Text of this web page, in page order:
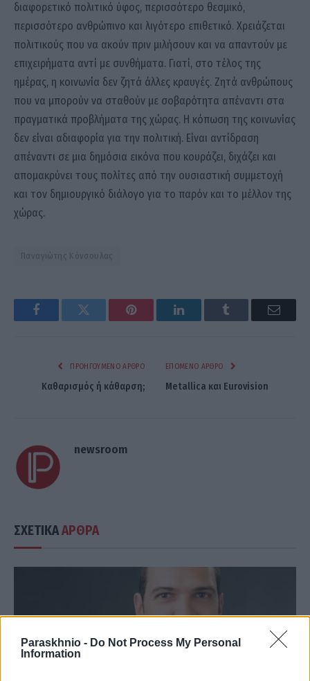
Paraskhnio - Do Not Process My Personal
Information
διαφορετικό πολιτικό ύφος, περισσότερο θεσμικό,
περισσότερο ανθρώπινο και λιγότερο επιθετικό. Χρειάζεται
πολιτικούς που να ακούν πριν μιλήσουν και να απαντούν με
επιχειρήματα αντί με συνθήματα. Γιατί, στο τέλος της
ημέρας, η κοινωνία δεν ζητά άλλες κραυγές. Ζητά ανθρώπους
που να μπορούν να σταθούν με σοβαρότητα απέναντι στα
πραγματικά προβλήματα της χώρας. Η κόπωση της κοινωνίας
δεν είναι αδιαφορία για την πολιτική. Είναι αντίδραση
απέναντι σε μια δημόσια εικόνα που κουράζει, διχάζει και
απομακρύνει τους πολίτες από την ουσιαστική συμμετοχή
και τον δημιουργικό διάλογο για το παρόν και το μέλλον της
χώρας.
Παναγιώτης Κόνσουλας
FacebookTwitter Pinterest LinkedInTumblr Email
ΠΡΟΗΓΟΎΜΕΝΟ ΆΡΘΡΟ
Καθαρισμός ή κάθαρση;
ΕΠΌΜΕΝΟ ΆΡΘΡΟ
Metallica και Eurovision
newsroom
ΣΧΕΤΙΚΑΑΡΘΡΑ